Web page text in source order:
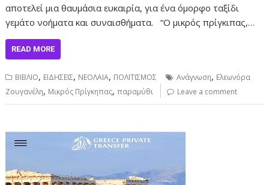
αποτελεί μια θαυμάσια ευκαιρία, για ένα όμορφο ταξίδι
γεμάτο νοήματα και συναισθήματα. “Ο μικρός πρίγκιπας,…
READ MORE
ΒΙΒΛΙΟ, ΕΙΔΗΣΕΙΣ, ΝΕΟΛΑΙΑ, ΠΟΛΙΤΙΣΜΟΣ Ανάγνωση, Ελεωνόρα
Ζουγανέλη, Μικρός Πρίγκηπας,παραμύθι Leave a comment